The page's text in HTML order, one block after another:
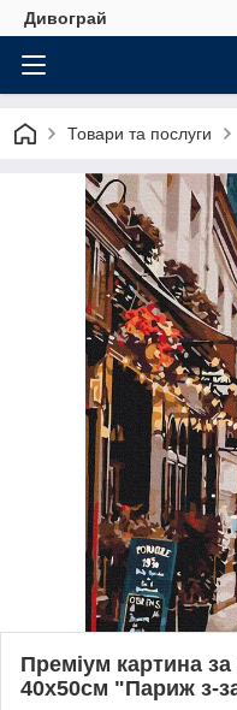
Дивограй
Товари та послуги
Преміум картина
40x50см "Париж з-